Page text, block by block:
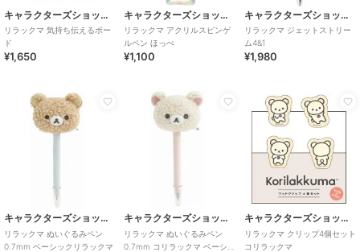
キャラクターズショップ ラフラフ
リラックマ 気持ち伝えるボー
ド
¥1,650
キャラクターズショップ ラフラフ
リラックマ アクリルスピンゲ
ルペン ほっぺ
¥1,100
キャラクターズショップ ラフラフ
リラックマ ジェットストリー
ム4&1
¥1,980
キャラクターズショップ ラフラフ
リラックマ ぬいぐるみペン
0.7mm ベーシックリラックマ
キャラクターズショップ ラフラフ
リラックマ ぬいぐるみペン
0.7mm コリラックマ ベーシッ
キャラクターズショップ ラフラフ
リラックマ クリップ4個セット
コリラックマ